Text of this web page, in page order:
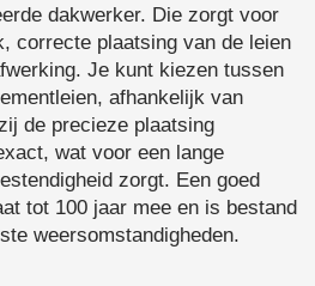
dakwerker. Die zorgt voor
correcte plaatsing van de leien
Je kunt kiezen tussen
afhankelijk van
de precieze plaatsing
wat voor een lange
zorgt. Een goed
tot 100 jaar mee en is bestand
weersomstandigheden.